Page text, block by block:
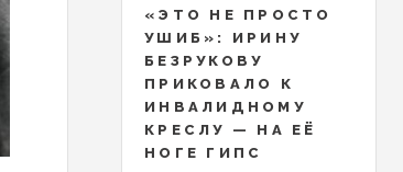
«ЭТО НЕ ПРОСТО
УШИБ»: ИРИНУ
БЕЗРУКОВУ
ПРИКОВАЛО К
ИНВАЛИДНОМУ
КРЕСЛУ — НА ЕЁ
НОГЕ ГИПС